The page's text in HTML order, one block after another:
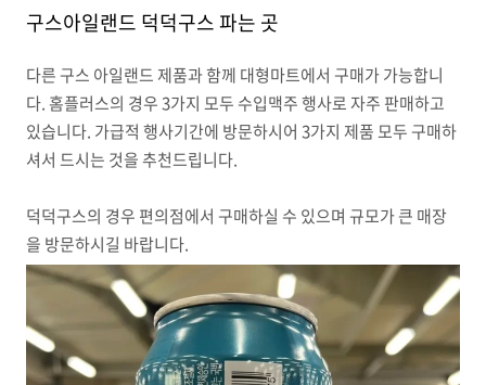
구스아일랜드 덕덕구스 파는 곳
다른 구스 아일랜드 제품과 함께 대형마트에서 구매가 가능합니
다. 홈플러스의 경우 3가지 모두 수입맥주 행사로 자주 판매하고
있습니다. 가급적 행사기간에 방문하시어 3가지 제품 모두 구매하
셔서 드시는 것을 추천드립니다.
덕덕구스의 경우 편의점에서 구매하실 수 있으며 규모가 큰 매장
을 방문하시길 바랍니다.